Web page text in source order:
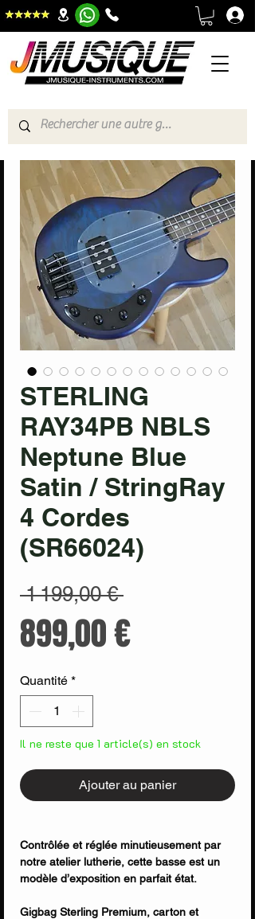
STERLING
RAY34PB NBLS
Neptune Blue
Satin / StringRay
4 Cordes
(SR66024)
1 199,00 € Prix
original
899,00 €Prix
Quantité *
Il ne reste que 1 article(s) en stock
Ajouter au panier
Contrôlée et réglée minutieusement par
notre atelier lutherie, cette basse est un
modèle d’exposition en parfait état.
Gigbag Sterling Premium, carton et